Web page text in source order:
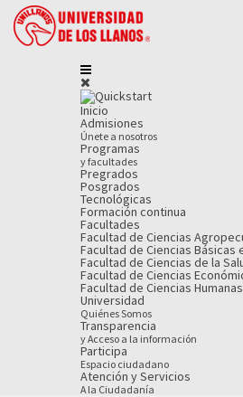
Inicio
Admisiones
Únete a nosotros
Programas
y facultades
Pregrados
Posgrados
Tecnológicas
Formación continua
Facultades
Facultad de Ciencias
Facultad de Ciencias Básicas
Facultad de Ciencias de la
Facultad de Ciencias
Facultad de Ciencias
Universidad
Quiénes Somos
Transparencia
y Acceso a la información
Participa
Espacio ciudadano
Atención y Servicios
A la Ciudadanía